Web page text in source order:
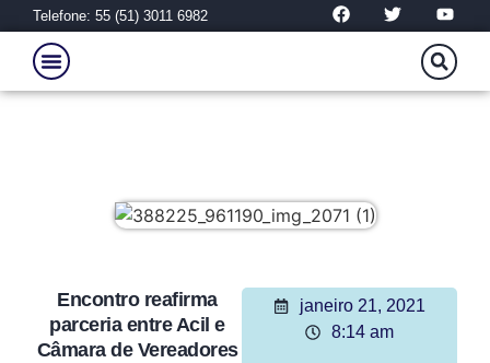
Telefone: 55 (51) 3011 6982
Encontro reafirma
parceria entre Acil e
Câmara de Vereadores
janeiro 21, 2021
8:14 am